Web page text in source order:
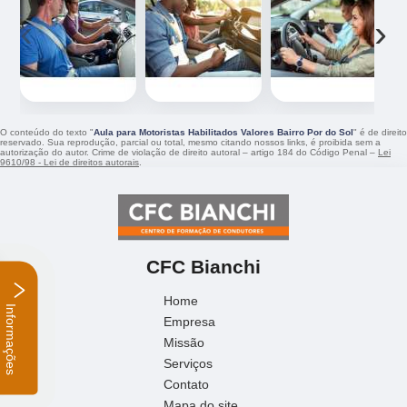
‹ ›
reservado. Sua reprodução, parcial ou total, mesmo citando nossos links, é proibida sem a
autorização do autor. Crime de violação de direito autoral – artigo 184 do Código Penal – Lei
9610/98 - Lei de direitos autorais.
Empresa
Missão
Serviços
Contato
Mapa do site
Informações